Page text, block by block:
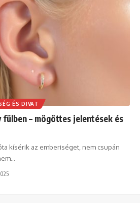
ÉS DIVAT
– mögöttes jelentések és
kísérik az emberiséget, nem csupán
…